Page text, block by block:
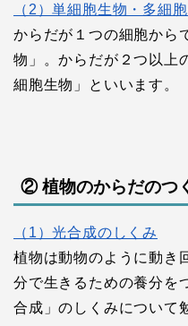
（2）単細胞生物・多細
からだが１つの細胞から
物」。からだが２つ以上
細胞生物」といいます。
② 植物のからだのつ
（1）光合成のしくみ
植物は動物のように動き
分で生きるための養分を
合成」のしくみについて